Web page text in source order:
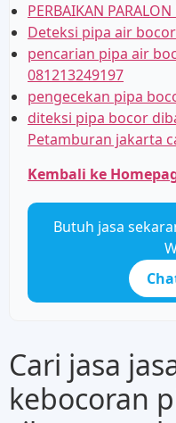
PERBAIKAN
Deteksi pipa air
pencarian pipa air
081213249197
pengecekan pipa
diteksi pipa bocor
Petamburan jakarta
Kembali ke
Butuh jasa
Cari jasa
kebocoran